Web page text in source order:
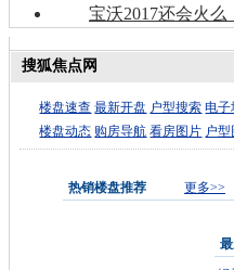
宝沃2017还会火
搜狐焦点网
楼盘速查 最新开盘 户型搜索 电子
楼盘动态 购房导航 看房图片 户
热销楼盘推荐 更多>>